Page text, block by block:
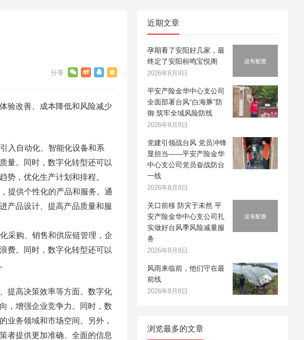
验改善、成本降低和风险减少
入自动化、智能化设备和系
量。同时，数字化转型还可以
势，优化生产计划和排程。
提供个性化的产品和服务。通
产品设计、提高产品质量和服
采购、销售和供应链管理，企
费。同时，数字化转型还可以
提高决策效率等方面。数字化
，增强企业竞争力。同时，数
业务领域和市场空间。另外，
者提供更加准确、全面的信息
近期文章
孕期看了安阳好几家，最
终定了安阳桓鸣宝悦阁
2026年8月9日
平安产险金华中心支公司
全面部署台风“白海豚”防
御 筑牢全域风险防线
2026年8月8日
党建引领战台风 党员冲锋
显担当——平安产险金华
中心支公司党员奋战防台
一线
2026年8月8日
关口前移 防灾于未然 平
安产险金华中心支公司扎
实做好台风季风险减量服
务
2026年8月8日
风雨来临前，他们守在最
前线
2026年8月8日
浏览最多的文章